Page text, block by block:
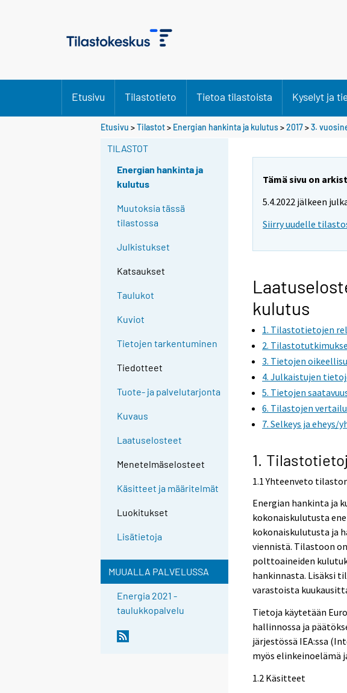
Etusivu Tilastotieto Tietoa tilastoista Kyselyt ja
Etusivu >Tilastot> Energian hankinta ja kulutus>2017>3.
TILASTOT
Energian hankinta ja
kulutus
Muutoksia tässä
tilastossa
Julkistukset
Katsaukset
Taulukot
Kuviot
Tietojen tarkentuminen
Tiedotteet
Tuote- ja palvelutarjonta
Kuvaus
Laatuselosteet
Menetelmäselosteet
Käsitteet ja määritelmät
Luokitukset
Lisätietoja
MUUALLA PALVELUSSA
Energia 2021 -
taulukkopalvelu
Tämä sivu on
5.4.2022 jälkeen
Siirry uudelle
kulutus
1. Tilastotietojen
2.
3. Tietojen
4. Julkaistujen
5. Tietojen
6. Tilastojen
7. Selkeys ja eheys/
1.
1.1 Yhteenveto
Energian hankinta ja
kokonaiskulutusta
kokonaiskulutusta ja
viennistä. Tilastoon
polttoaineiden
hankinnasta. Lisäksi
varastoista
Tietoja käytetään
hallinnossa ja
järjestössä IEA:ssa
myös elinkeinoelämä
1.2 Käsitteet